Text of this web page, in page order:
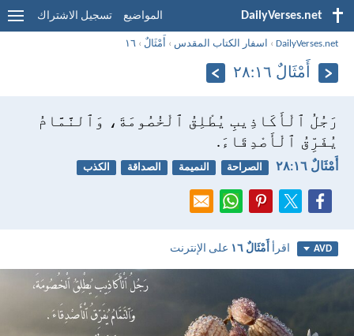
DailyVerses.net المواضيع تسجيل الاشتراك
DailyVerses.net
› اسفار الكتاب المقدس › أَمْثَالٌ ›١٦
أَمْثَالٌ ١٦:‏٢٨
رَجُلُ ٱلْأَكَاذِيبِ يُطْلِقُ ٱلْخُصُومَةَ، وَٱلنَّمَّامُ
يُفَرِّقُ ٱلْأَصْدِقَاءَ.
أَمْثَالٌ ١٦:‏٢٨ الصراحة النميمة الصداقة الكذب
AVD اقرأأَمْثَالٌ ١٦ على الإنترنت